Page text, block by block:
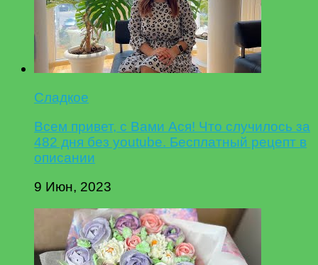
Сладкое
Всем привет, с Вами Ася! Что случилось за
482 дня без youtube. Бесплатный рецепт в
описании
9 Июн, 2023